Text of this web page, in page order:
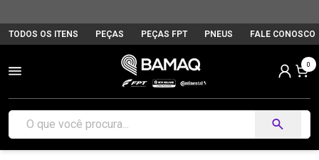
TODOS OS ITENS PEÇAS PEÇAS FPT PNEUS FALE CONOSCO
0